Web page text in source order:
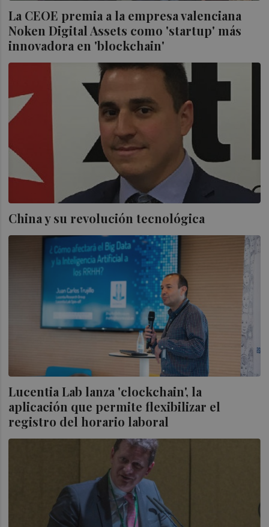
La CEOE premia a la empresa valenciana
Noken Digital Assets como 'startup' más
innovadora en 'blockchain'
China y su revolución tecnológica
Lucentia Lab lanza 'clockchain', la
aplicación que permite flexibilizar el
registro del horario laboral